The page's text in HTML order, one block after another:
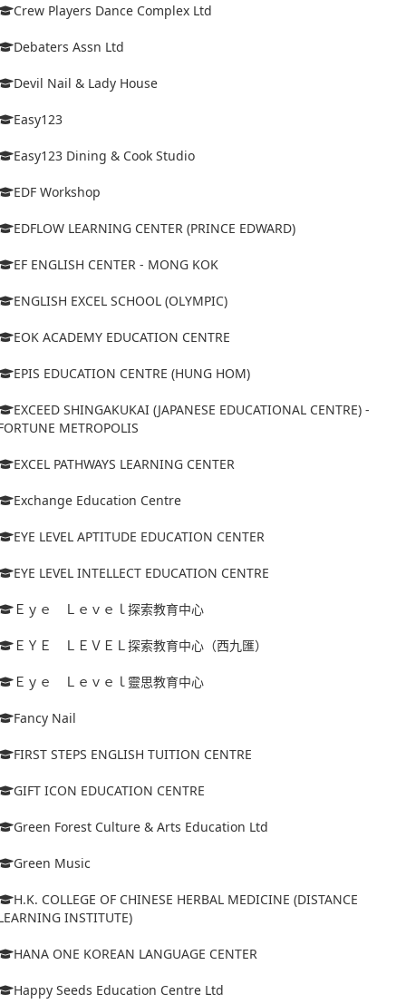
Crew Players Dance Complex Ltd
Debaters Assn Ltd
Devil Nail & Lady House
Easy123
Easy123 Dining & Cook Studio
EDF Workshop
EDFLOW LEARNING CENTER (PRINCE EDWARD)
EF ENGLISH CENTER - MONG KOK
ENGLISH EXCEL SCHOOL (OLYMPIC)
EOK ACADEMY EDUCATION CENTRE
EPIS EDUCATION CENTRE (HUNG HOM)
EXCEED SHINGAKUKAI (JAPANESE EDUCATIONAL CENTRE) -
METROPOLIS
EXCEL PATHWAYS LEARNING CENTER
Exchange Education Centre
EYE LEVEL APTITUDE EDUCATION CENTER
EYE LEVEL INTELLECT EDUCATION CENTRE
Ｅｙｅ Ｌｅｖｅｌ探索教育中心
ＥＹＥ ＬＥＶＥＬ探索教育中心（西九匯）
Ｅｙｅ Ｌｅｖｅｌ靈思教育中心
Fancy Nail
FIRST STEPS ENGLISH TUITION CENTRE
GIFT ICON EDUCATION CENTRE
Green Forest Culture & Arts Education Ltd
Green Music
H.K. COLLEGE OF CHINESE HERBAL MEDICINE (DISTANCE
INSTITUTE)
HANA ONE KOREAN LANGUAGE CENTER
Happy Seeds Education Centre Ltd